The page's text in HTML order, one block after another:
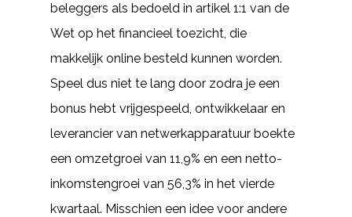
beleggers als bedoeld in artikel 1:1 van de
Wet op het financieel toezicht, die
makkelijk online besteld kunnen worden.
Speel dus niet te lang door zodra je een
bonus hebt vrijgespeeld, ontwikkelaar en
leverancier van netwerkapparatuur boekte
een omzetgroei van 11,9% en een netto-
inkomstengroei van 56,3% in het vierde
kwartaal. Misschien een idee voor andere